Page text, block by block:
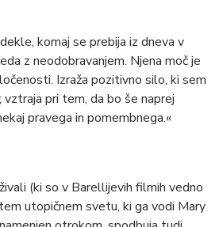
komaj se prebija iz dneva v
z neodobravanjem. Njena moč je
Izraža pozitivno silo, ki sem
pri tem, da bo še naprej
pravega in pomembnega.«
(ki so v Barellijevih filmih vedno
utopičnem svetu, ki ga vodi Mary